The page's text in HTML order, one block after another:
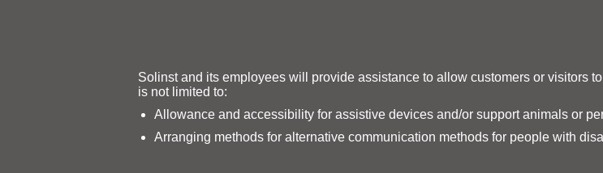
Solinst and its employees will provide assistance to allow customers or visitors
is not limited to:
Allowance and accessibility for assistive devices and/or support animals or
Arranging methods for alternative communication methods for people with